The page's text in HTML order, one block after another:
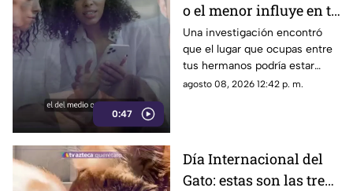
0:47
o el menor influye en tu
salud? Esto dicen los
estudios
Una investigación encontró
que el lugar que ocupas entre
tus hermanos podría estar
relacionado con determinadas
agosto 08, 2026 12:42 p. m.
Día Internacional del
Gato: estas son las tres